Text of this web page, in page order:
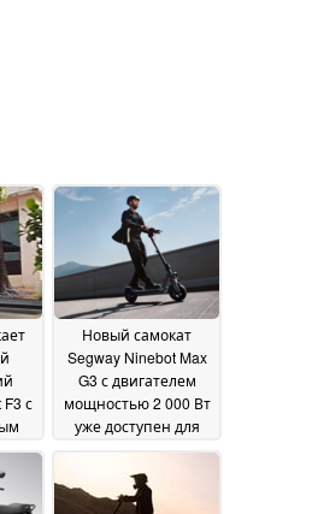
с
Новый самокат
Segway Ninebot Max
G3 с двигателем
мощностью 2 000 Вт
уже доступен для
предварительного
07 March 2025